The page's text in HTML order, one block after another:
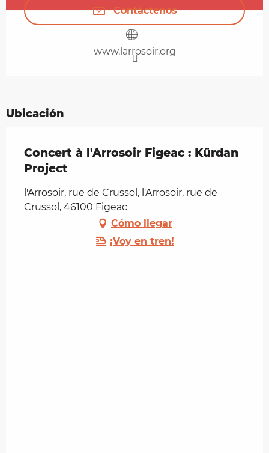
Contáctenos
www.larrosoir.org
Ubicación
Concert à l'Arrosoir Figeac : Kürdan
Project
l'Arrosoir, rue de Crussol, l'Arrosoir, rue de
Crussol, 46100 Figeac
Cómo llegar
¡Voy en tren!